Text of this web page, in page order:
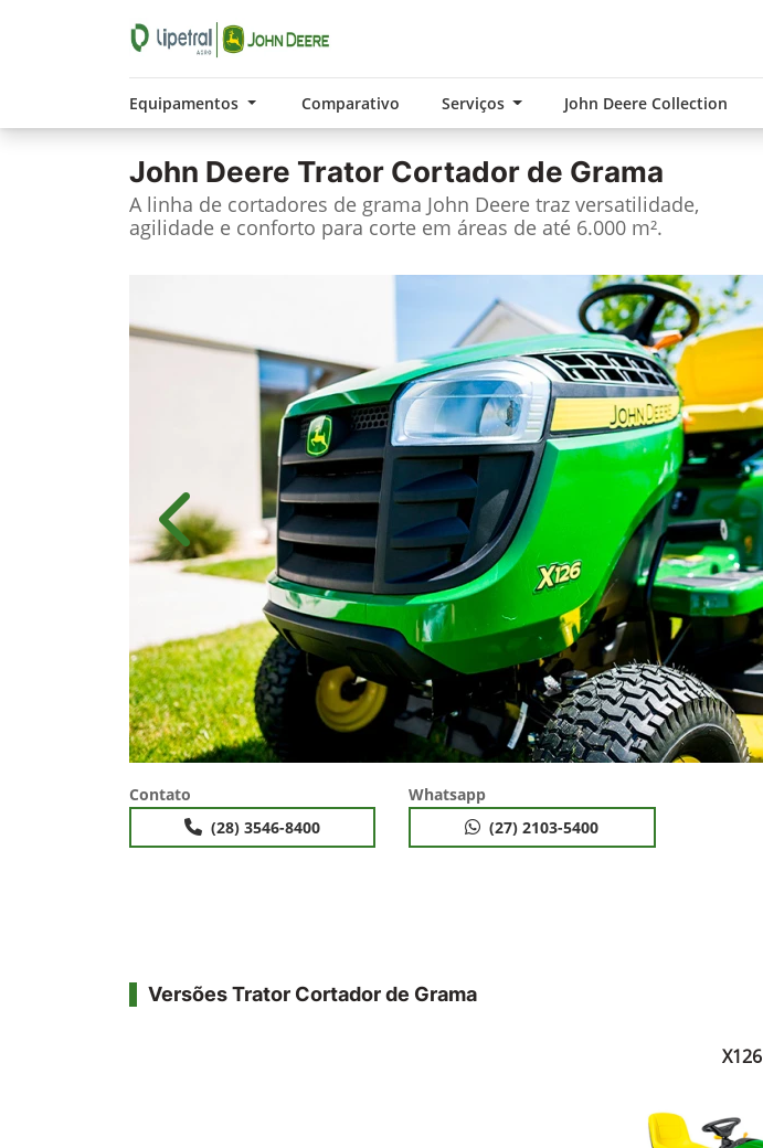
Equipamentos Comparativo Serviços John Deere Collection
John Deere Trator Cortador de Grama
A linha de cortadores de grama John Deere traz versatilidade,
agilidade e conforto para corte em áreas de até 6.000 m².
Anterior
Contato
(28) 3546-8400
Whatsapp
(27) 2103-5400
Versões Trator Cortador de Grama
X126